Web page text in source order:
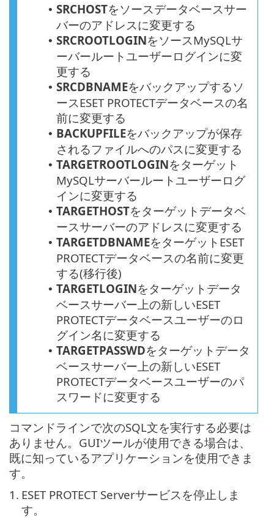
• SRCHOSTをソースデータベースサー
バーのアドレスに変更する
• SRCROOTLOGINをソースMySQLサ
ーバールートユーザーログインに変
更する
• SRCDBNAMEをバックアップするソ
ースESET PROTECTデータベースの名
前に変更する
• BACKUPFILEをバックアップが保存
されるファイルへのパスに変更する
• TARGETROOTLOGINをターゲット
MySQLサーバールートユーザーログ
インに変更する
• TARGETHOSTをターゲットデータベ
ースサーバーのアドレスに変更する
• TARGETDBNAMEをターゲット ESET
PROTECTデータベースの名前に変更
する(移行後)
• TARGETLOGINをターゲットデータ
ベースサーバー上の新しいESET
PROTECTデータベースユーザーのロ
グイン名に変更する
• TARGETPASSWDをターゲットデータ
ベースサーバー上の新しいESET
PROTECTデータベースユーザーのパ
スワードに変更する
コマンドラインで次のSQL文を実行する必要は
ありません。GUIツールが使用できる場合は、
既に知っているアプリケーションを使用できま
す。
1. ESET PROTECT Serverサービスを停止しま
す。